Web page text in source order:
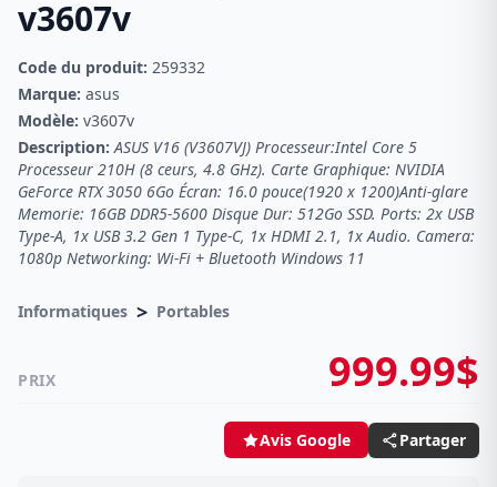
v3607v
Code du produit: 259332
Marque: asus
Modèle: v3607v
Description: ASUS V16 (V3607VJ) Processeur:Intel Core 5
Processeur 210H (8 ceurs, 4.8 GHz). Carte Graphique: NVIDIA
GeForce RTX 3050 6Go Écran: 16.0 pouce(1920 x 1200)Anti-glare
Memorie: 16GB DDR5-5600 Disque Dur: 512Go SSD. Ports: 2x USB
Type-A, 1x USB 3.2 Gen 1 Type-C, 1x HDMI 2.1, 1x Audio. Camera:
1080p Networking: Wi-Fi + Bluetooth Windows 11
Informatiques > Portables
PRIX 999.99$
Avis Google Partager